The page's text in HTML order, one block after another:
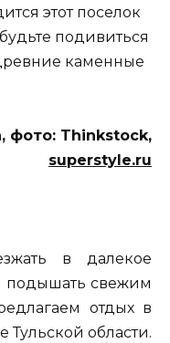
этот поселок
подивиться
каменные
фото: Thinkstock,
superstyle.ru
в далекое
подышать свежим
отдых в
Тульской области.